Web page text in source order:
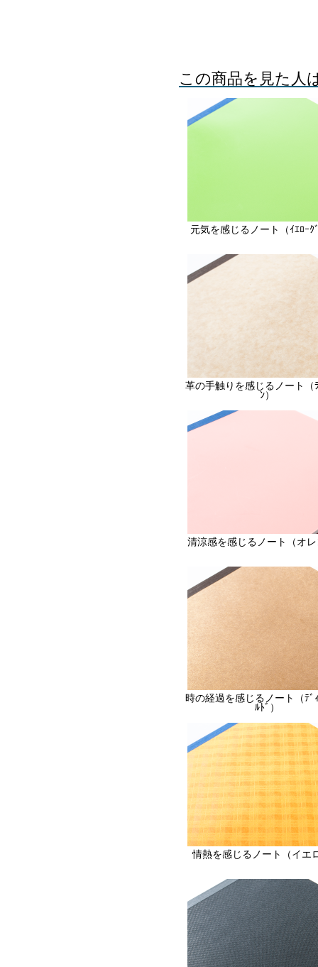
この商品を見た人
元気を感じるノート（ｲｴﾛｰｸ
革の手触りを感じるノート（
ﾝ）
清涼感を感じるノート（オ
時の経過を感じるノート（ﾃﾞ
ﾙﾄﾞ）
情熱を感じるノート（イエ